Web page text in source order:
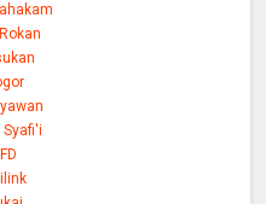
Syafi'i